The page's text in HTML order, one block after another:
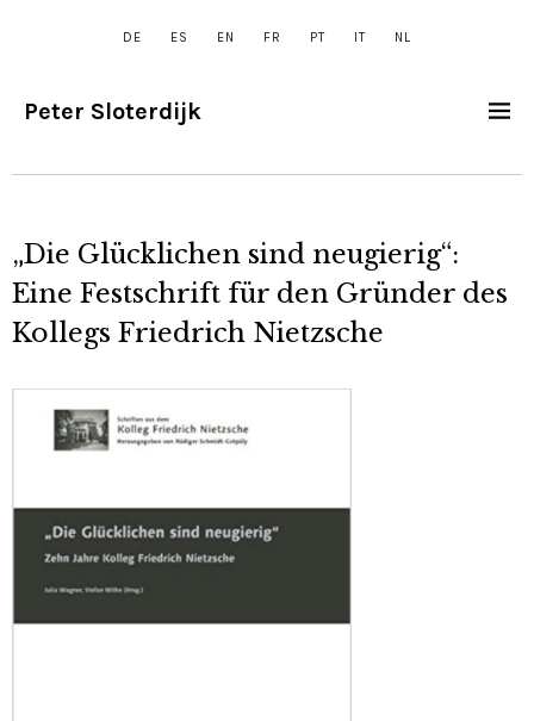
DE ES EN FR PT IT NL
Peter Sloterdijk
„Die Glücklichen sind neugierig“:
Eine Festschrift für den Gründer des
Kollegs Friedrich Nietzsche